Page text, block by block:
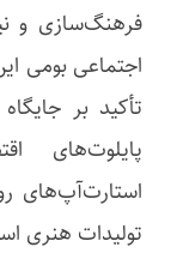
فرهنگ‌سازی و
اجتماعی بومی
تأکید بر
پایلوت‌های
استارت‌آپ‌های
تولیدات هنری